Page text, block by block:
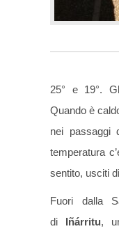
25° e 19°.
Quando è
nei passaggi
temperatura
sentito, usciti
Fuori dalla
di Iñárritu,